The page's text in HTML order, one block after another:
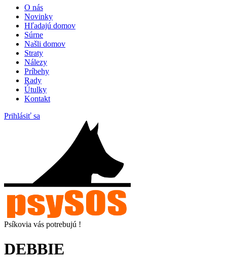
O nás
Novinky
Hľadajú domov
Súrne
Našli domov
Straty
Nálezy
Príbehy
Rady
Útulky
Kontakt
Prihlásiť sa
Psíkovia vás potrebujú !
DEBBIE